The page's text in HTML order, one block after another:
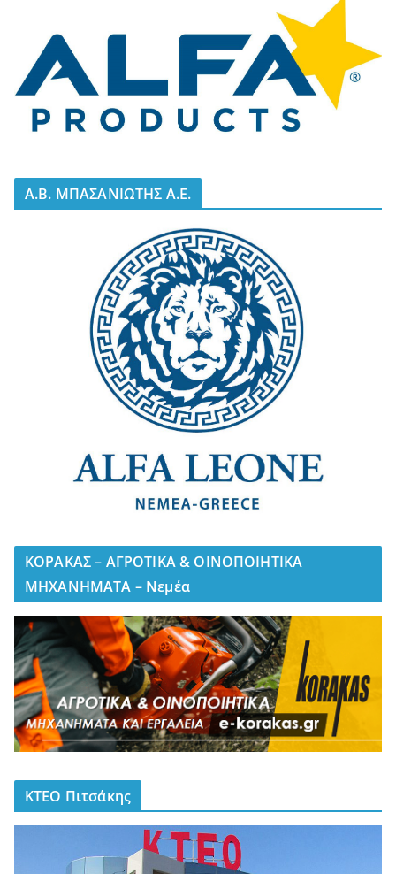
A.B. ΜΠΑΣΑΝΙΩΤΗΣ Α.Ε.
ΚΟΡΑΚΑΣ – ΑΓΡΟΤΙΚΑ & ΟΙΝΟΠΟΙΗΤΙΚΑ
ΜΗΧΑΝΗΜΑΤΑ – Νεμέα
ΚΤΕΟ Πιτσάκης